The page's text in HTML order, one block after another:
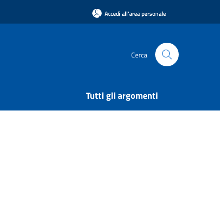
Accedi all'area personale
Cerca
Tutti gli argomenti